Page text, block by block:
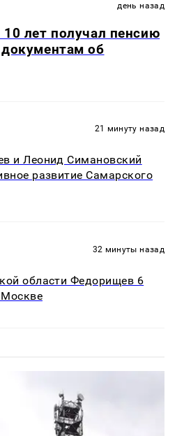
день назад
лет получал пенсию
об
21 минуту назад
и Леонид Симановский
развитие Самарского
32 минуты назад
области Федорищев 6
Москве